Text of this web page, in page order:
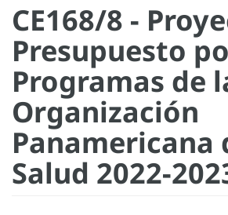
CE168/8 -
Presupuesto
Programas de
Organización
Panamericana
Salud 2022-